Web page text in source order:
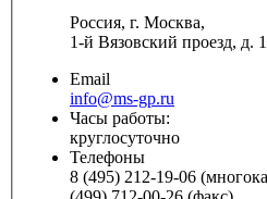
Россия, г. Москва,
1-й Вязовский проезд, д. 1
Email
info@ms-gp.ru
Часы работы:
круглосуточно
Телефоны
8 (495) 212-19-06